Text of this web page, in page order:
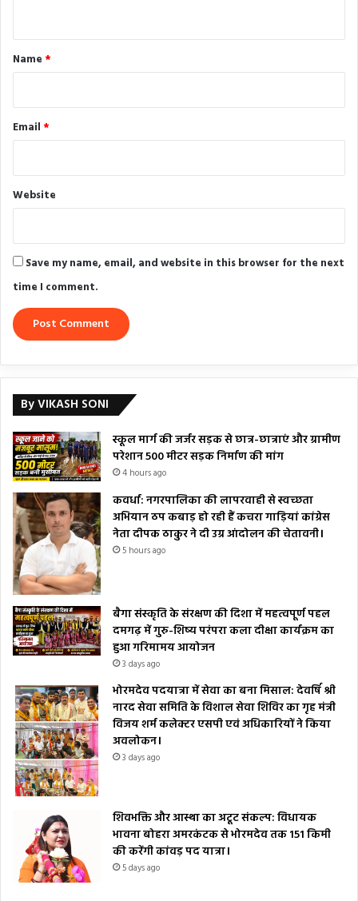
*
Name *
Email *
Website
Save my name, email, and website in this browser for the next
time I comment.
By VIKASH SONI
स्कूल मार्ग की जर्जर सड़क से छात्र-छात्राएं और ग्रामीण
परेशान 500 मीटर सड़क निर्माण की मांग
4 hours ago
कवर्धा: नगरपालिका की लापरवाही से स्वच्छता
अभियान ठप कबाड़ हो रही हैं कचरा गाड़ियां कांग्रेस
नेता दीपक ठाकुर ने दी उग्र आंदोलन की चेतावनी।
5 hours ago
बैगा संस्कृति के संरक्षण की दिशा में महत्वपूर्ण पहल
दमगढ़ में गुरु-शिष्य परंपरा कला दीक्षा कार्यक्रम का
हुआ गरिमामय आयोजन
3 days ago
भोरमदेव पदयात्रा में सेवा का बना मिसाल: देवर्षि श्री
नारद सेवा समिति के विशाल सेवा शिविर का गृह मंत्री
विजय शर्म कलेक्टर एसपी एवं अधिकारियों ने किया
अवलोकन।
3 days ago
शिवभक्ति और आस्था का अटूट संकल्प: विधायक
भावना बोहरा अमरकंटक से भोरमदेव तक 151 किमी
की करेंगी कांवड़ पद यात्रा।
5 days ago